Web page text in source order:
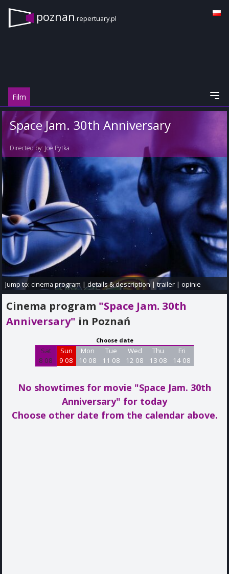
poznan.repertuary.pl
Film
Space Jam. 30th Anniversary
Directed by: Joe Pytka
Jump to:cinema program |details & description |trailer |opinie
Cinema program "Space Jam. 30th
Anniversary" in Poznań
Choose date
Sat
8 08
Sun
9 08
Mon
10 08
Tue
11 08
Wed
12 08
Thu
13 08
Fri
14 08
No showtimes for movie "Space Jam. 30th
Anniversary" for today
Choose other date from the calendar above.